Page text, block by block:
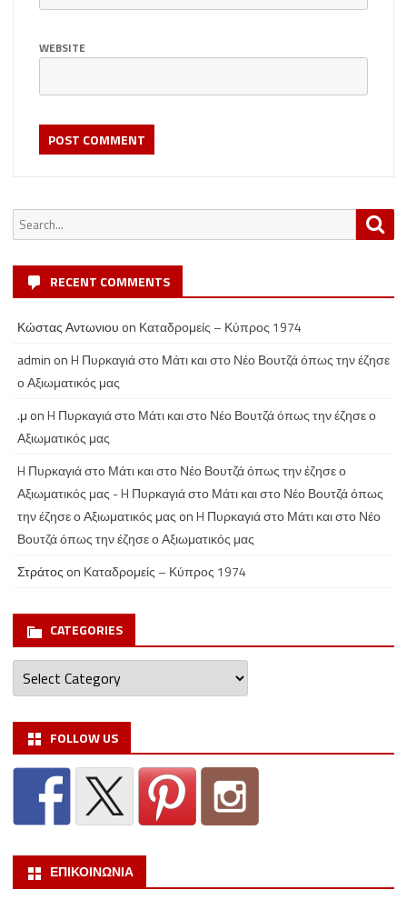
WEBSITE
Search
for:
RECENT COMMENTS
Κώστας Αντωνιου on Καταδρομείς – Κύπρος 1974
admin onH Πυρκαγιά στο Μάτι και στο Νέο Βουτζά όπως την έζησε
ο Αξιωματικός μας
.μ onH Πυρκαγιά στο Μάτι και στο Νέο Βουτζά όπως την έζησε ο
Αξιωματικός μας
H Πυρκαγιά στο Μάτι και στο Νέο Βουτζά όπως την έζησε ο
Αξιωματικός μας - H Πυρκαγιά στο Μάτι και στο Νέο Βουτζά όπως
την έζησε ο Αξιωματικός μας onH Πυρκαγιά στο Μάτι και στο Νέο
Βουτζά όπως την έζησε ο Αξιωματικός μας
Στράτος on Καταδρομείς – Κύπρος 1974
CATEGORIES
Categories
FOLLOW US
ΕΠΙΚΟΙΝΩΝΙΑ